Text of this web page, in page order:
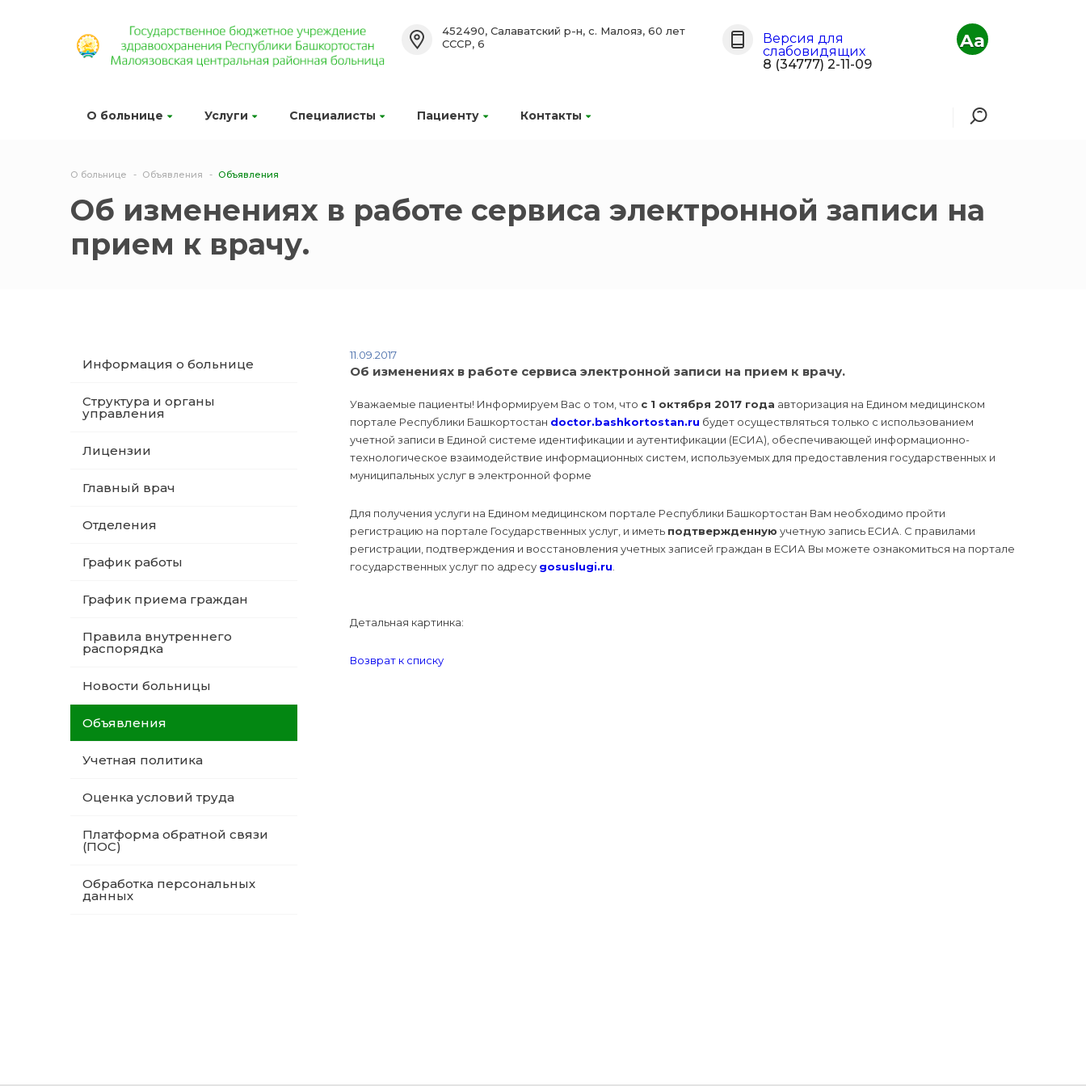
О больнице Услуги Специалисты Пациенту Контакты
452490, Салаватский р-н, с. Малояз, 60 лет
СССР, 6
Версия для
слабовидящих
8 (34777) 2-11-09
Aa
О больнице Объявления Объявления
Об изменениях в работе сервиса электронной записи на
прием к врачу.
Информация о больнице
Структура и органы
управления
Лицензии
Главный врач
Отделения
График работы
График приема граждан
Правила внутреннего
распорядка
Новости больницы
Объявления
Учетная политика
Оценка условий труда
Платформа обратной связи
(ПОС)
Обработка персональных
данных
11.09.2017
Об изменениях в работе сервиса электронной записи на прием к врачу.
Уважаемые пациенты! Информируем Вас о том, что с 1 октября 2017 года авторизация на Едином медицинском
портале Республики Башкортостан doctor.bashkortostan.ru будет осуществляться только с использованием
учетной записи в Единой системе идентификации и аутентификации (ЕСИА), обеспечивающей информационно-
технологическое взаимодействие информационных систем, используемых для предоставления государственных и
муниципальных услуг в электронной форме
Для получения услуги на Едином медицинском портале Республики Башкортостан Вам необходимо пройти
регистрацию на портале Государственных услуг, и иметь подтвержденную учетную запись ЕСИА. С правилами
регистрации, подтверждения и восстановления учетных записей граждан в ЕСИА Вы можете ознакомиться на портале
государственных услуг по адресу gosuslugi.ru
Детальная картинка:
Возврат к списку